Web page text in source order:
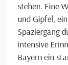
stehen. Eine
und Gipfel,
Spaziergang
intensive
Bayern ein